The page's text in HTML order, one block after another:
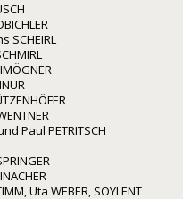
SCHEIRL
Paul PETRITSCH
Uta WEBER, SOYLENT